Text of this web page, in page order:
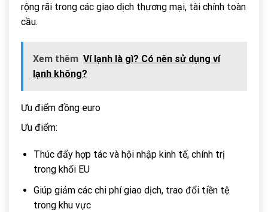
rộng rãi trong các giao dịch thương mại, tài chính toàn
cầu.
Xem thêm Ví lạnh là gì? Có nên sử dụng ví
lạnh không?
Ưu điểm đồng euro
Ưu điểm:
Thúc đẩy hợp tác và hội nhập kinh tế, chính trị
trong khối EU
Giúp giảm các chi phí giao dịch, trao đổi tiền tệ
trong khu vực